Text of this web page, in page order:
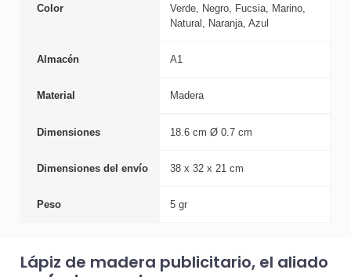
Color
Verde, Negro, Fucsia, Marino,
Natural, Naranja, Azul
Almacén A1
Material Madera
Dimensiones 18.6 cm Ø 0.7 cm
Dimensiones del envío 38 x 32 x 21 cm
Peso 5 gr
Lápiz de madera publicitario, el aliado